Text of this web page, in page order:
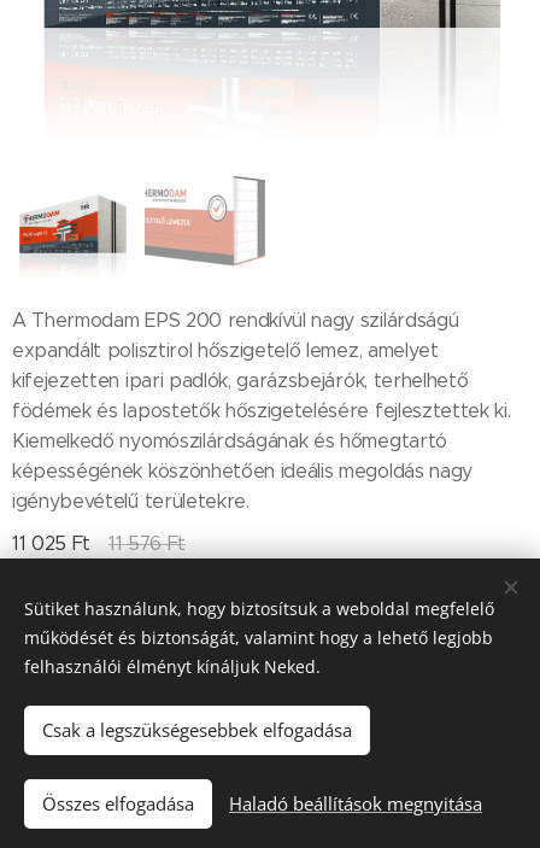
A Thermodam EPS 200 rendkívül nagy szilárdságú
expandált polisztirol hőszigetelő lemez, amelyet
kifejezetten ipari padlók, garázsbejárók, terhelhető
födémek és lapostetők hőszigetelésére fejlesztettek ki.
Kiemelkedő nyomószilárdságának és hőmegtartó
képességének köszönhetően ideális megoldás nagy
igénybevételű területekre.
11 025 Ft 11 576Ft
Kosárba
Till "96" Kft Adószán: 11385497-2-05
Sütiket használunk, hogy biztosítsuk a weboldal megfelelő
működését és biztonságát, valamint hogy a lehető legjobb
felhasználói élményt kínáljuk Neked.
Csak a legszükségesebbek elfogadása
Összes elfogadása Haladó beállítások megnyitása